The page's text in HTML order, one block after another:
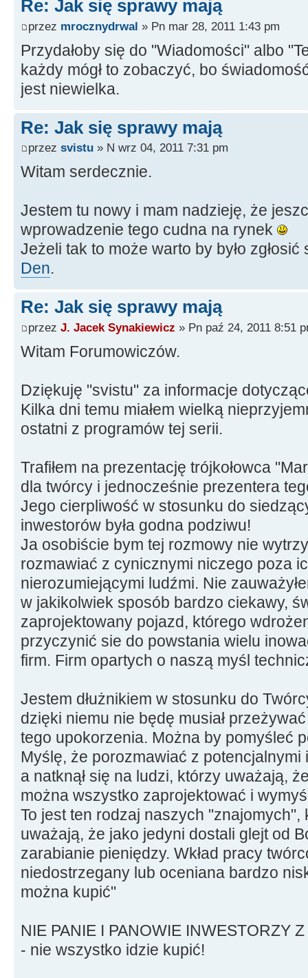
Re: Jak się sprawy mają
przez mrocznydrwal » Pn mar 28, 2011 1:43 pm
Przydałoby się do "Wiadomości" albo
każdy mógł to zobaczyć, bo
jest niewielka.
Re: Jak się sprawy mają
przez svistu » N wrz 04, 2011 7:31 pm
Witam serdecznie.
Jestem tu nowy i mam nadzieję, że
wprowadzenie tego cudna na rynek
Jeżeli tak to może warto by było
Den.
Re: Jak się sprawy mają
przez J. Jacek Synakiewicz » Pn paź 24, 2011 8:51
Witam Forumowiczów.
Dziękuję "svistu" za informacje
Kilka dni temu miałem wielką
ostatni z programów tej serii.
Trafiłem na prezentację trójkołowca
dla twórcy i jednocześnie prezentera
Jego cierpliwość w stosunku do
inwestorów była godna podziwu!
Ja osobiście bym tej rozmowy nie
rozmawiać z cynicznymi niczego poza
nierozumiejącymi ludźmi. Nie
w jakikolwiek sposób bardzo ciekawy,
zaprojektowany pojazd, którego
przyczynić sie do powstania wielu
firm. Firm opartych o naszą myśl
Jestem dłużnikiem w stosunku do
dzięki niemu nie będę musiał przeżywać
tego upokorzenia. Można by pomyśleć
Myślę, że porozmawiać z potencjalnymi
a natknął się na ludzi, którzy uważają,
można wszystko zaprojektować i
To jest ten rodzaj naszych
uważają, że jako jedyni dostali glejt od
zarabianie pieniędzy. Wkład pracy
niedostrzegany lub oceniana bardzo
można kupić"
NIE PANIE I PANOWIE INWESTORZY
- nie wszystko idzie kupić!